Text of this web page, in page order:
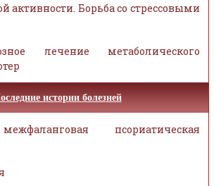
активности. Борьба со стрессовыми
лечение метаболического
истории болезней
псориатическая